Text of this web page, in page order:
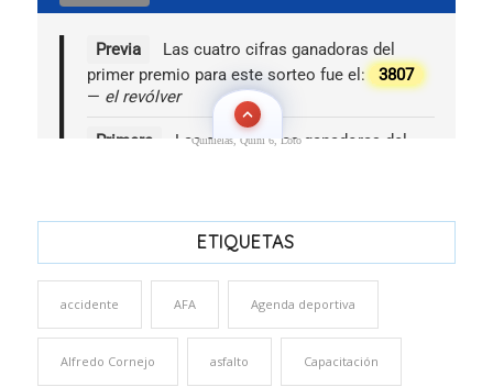
Quinielas, Quini 6, Loto
ETIQUETAS
accidente AFA Agenda deportiva
Alfredo Cornejo asfalto Capacitación